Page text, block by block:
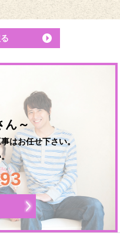
ん～
はお任せ下さい。